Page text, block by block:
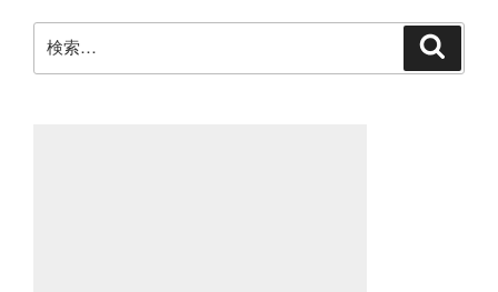
検
索: